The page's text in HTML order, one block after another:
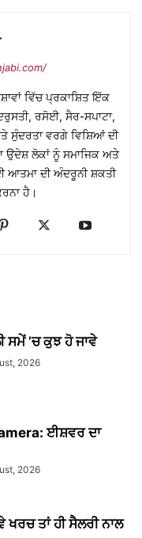
ਵਿੱਚ ਪ੍ਰਕਾਸ਼ਿਤ ਇੱਕ
ਰਸੋਈ, ਸੈਰ-ਸਪਾਟਾ,
ਸੁੰਦਰਤਾ ਵਰਗੇ ਵਿਸ਼ਿਆਂ ਦੀ
ਉਦੇਸ਼ ਲੋਕਾਂ ਨੂੰ ਸਮਾਜਿਕ ਅਤੇ
ਆਤਮਾ ਦੀ ਅੰਦਰੂਨੀ ਸ਼ਕਤੀ
ਹੈ।
ਸਮੇਂ ’ਚ ਕੁਝ ਹੋ ਜਾਵੇ
2026
ਈਸ਼ਵਰ ਦਾ
2026
ਤਾਂ ਹੀ ਸੈਲਰੀ ਨਾਲ